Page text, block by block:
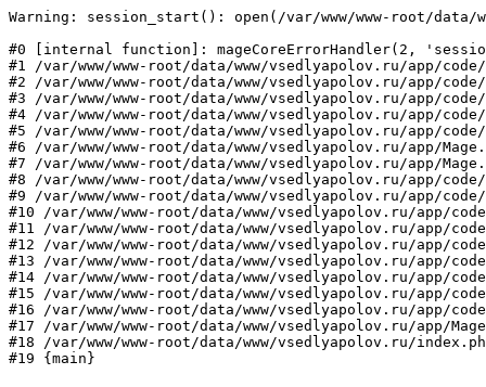
Warning: session_start(): open(/var/www/www-root/data/
#0 [internal function]: mageCoreErrorHandler(2,
#1 /var/www/www-root/data/www/vsedlyapolov.ru/app/
#2 /var/www/www-root/data/www/vsedlyapolov.ru/app/
#3 /var/www/www-root/data/www/vsedlyapolov.ru/app/
#4 /var/www/www-root/data/www/vsedlyapolov.ru/app/
#5 /var/www/www-root/data/www/vsedlyapolov.ru/app/
#6 /var/www/www-root/data/www/vsedlyapolov.ru/app/
#7 /var/www/www-root/data/www/vsedlyapolov.ru/app/
#8 /var/www/www-root/data/www/vsedlyapolov.ru/app/
#9 /var/www/www-root/data/www/vsedlyapolov.ru/app/
#10 /var/www/www-root/data/www/vsedlyapolov.ru/app/
#11 /var/www/www-root/data/www/vsedlyapolov.ru/app/
#12 /var/www/www-root/data/www/vsedlyapolov.ru/app/
#13 /var/www/www-root/data/www/vsedlyapolov.ru/app/
#14 /var/www/www-root/data/www/vsedlyapolov.ru/app/
#15 /var/www/www-root/data/www/vsedlyapolov.ru/app/
#16 /var/www/www-root/data/www/vsedlyapolov.ru/app/
#17 /var/www/www-root/data/www/vsedlyapolov.ru/app/
#18 /var/www/www-root/data/www/vsedlyapolov.ru/
#19 {main}